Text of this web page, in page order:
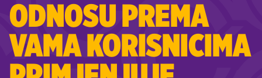
ODNOSU PREMA
VAMA KORISNICIMA